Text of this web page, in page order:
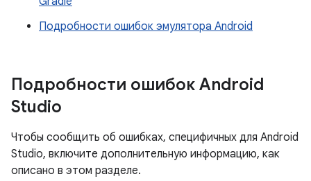
Подробности ошибок эмулятора Android
Подробности ошибок Android
Studio
Чтобы сообщить об ошибках, специфичных для Android
Studio, включите дополнительную информацию, как
описано в этом разделе.